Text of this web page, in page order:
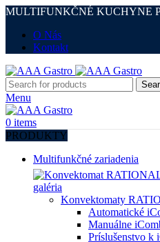
MULTIFUNKČNÉ KUCHYNE
O Nás
Kontakt
Menu
0 items
PRODUKTY
Multifunkčné zariadenia
Konvektomaty
Automatické
Manuálne
Príslušenstvo k